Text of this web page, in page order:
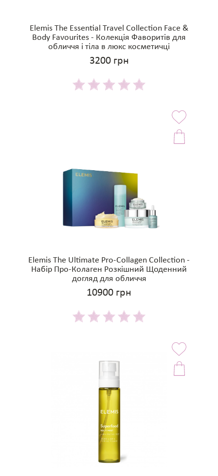
Elemis The Essential Travel Collection Face &
Body Favourites - Колекція Фаворитів для
обличчя і тіла в люкс косметичці
3200 грн
Elemis The Ultimate Pro-Collagen Collection -
Набір Про-Колаген Розкішний Щоденний
догляд для обличчя
10900 грн